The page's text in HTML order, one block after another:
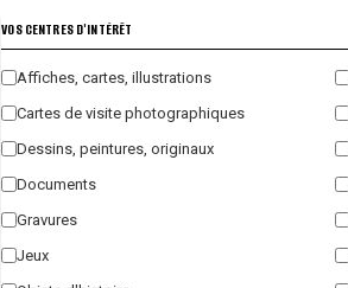
VOS CENTRES D'INTÉRÊT
Affiches, cartes, illustrations
Cartes de visite photographiques
Dessins, peintures, originaux
Documents
Gravures
Jeux